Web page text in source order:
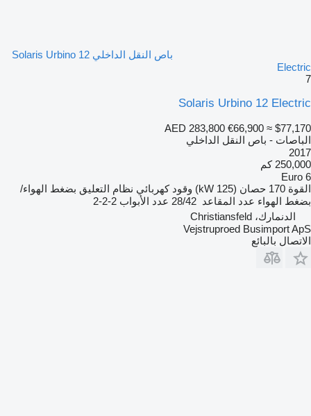
باص النقل الداخلي Solaris Urbino 12
Electric
7
Solaris Urbino 12 Electric
AED 283,800 €66,900 ≈ $77,170
الباصات - باص النقل الداخلي
2017
250,000 كم
Euro 6
القوة 170 حصان (125 kW) وقود كهربائي نظام التعليق بضغط الهواء/
بضغط الهواء عدد المقاعد 28/42 عدد الأبواب 2-2-2
الدنمارك، Christiansfeld
Vejstruproed Busimport ApS
الاتصال بالبائع